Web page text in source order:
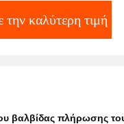
την καλύτερη τιμή
βαλβίδας πλήρωσης